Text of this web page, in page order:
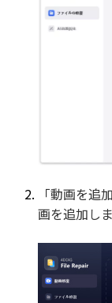
「動画を追
画を追加しま